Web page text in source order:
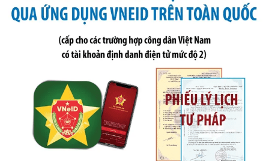
Số kí hiệu:291/2026/NĐ-CP
Tên: Nghị định số 291/2026/NĐ-CP của Chính phủ: Sửa
đổi, bổ sung một số điều của Nghị định số 125/2020/NĐ-СР
ngày 19 tháng 10 năm 2020 của Chính phủ quy định xử
phạt vi phạm hành chính về thuế, hóa đơn được sửa đổi, bổ
sung bởi Nghị định số 102/2021/NĐ-CP
Ngày ban hành: 20/07/2026
Số kí hiệu:2303/QĐ-UBND
Tên: Quyết định công bố Danh mục thủ tục hành chính mới
ban hành, được sửa đổi, bổ sung, bị bãi bỏ và phê duyệt
Quy trình nội bộ, quy trình điện tử giải quyết thủ tục hành
chính trong một số lĩnh vực thuộc phạm vi chức năng quản